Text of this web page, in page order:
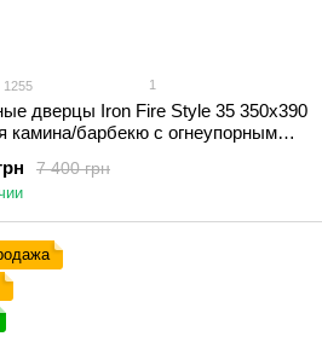
1255 1
дверцы Iron Fire Style 35 350х390
камина/барбекю с огнеупорным
7 400 грн